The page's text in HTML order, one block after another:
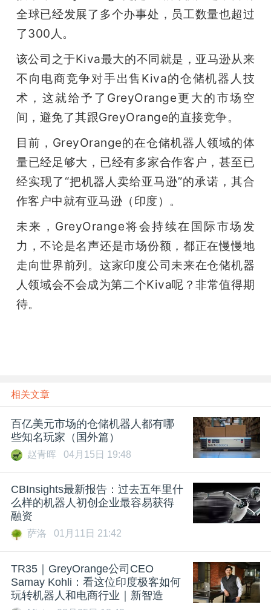
全球已经发展了多个办事处，员工数量也超过
了300人。
该公司之于Kiva最大的不同就是，亚马逊从来
不向电商竞争对手出售Kiva的仓储机器人技
术，这就给予了GreyOrange更大的市场空
间，避免了其跟GreyOrange的直接竞争。
目前，GreyOrange的在仓储机器人领域的体
量已经足够大，已经有多家合作客户，甚至已
经实现了“把机器人卖给亚马逊”的承诺，其合
作客户中就有亚马逊（印度）。
未来，GreyOrange将会持续在国际市场发
力，不论是名声还是市场份额，都正在慢慢地
走向世界前列。这家印度公司未来在仓储机器
人领域会不会成为第二个Kiva呢？非常值得期
待。
相关文章
百亿美元市场的仓储机器人都有哪
些知名玩家（国外篇）
赵青晖 04月15日 19:48
CBInsights最新报告：过去五年里什
么样的机器人初创企业最容易获得
融资
萨洛 01月11日 21:42
TR35｜GreyOrange公司CEO
Samay Kohli：看这位印度极客如何
玩转机器人和电商行业｜新智造